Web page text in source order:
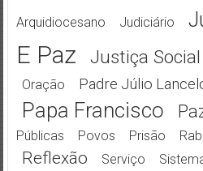
Arquidiocesano Judiciário
E Paz
Justiça Social
Oração
Padre Júlio
Papa Francisco
Públicas
Povos Prisão
Reflexão Serviço